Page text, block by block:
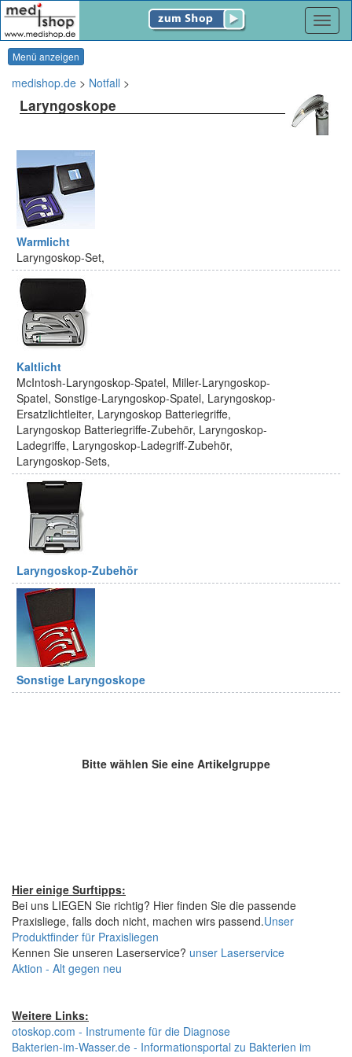
Menü anzeigen
medishop.de > Notfall >
Laryngoskope
Warmlicht
Laryngoskop-Set,
Kaltlicht
McIntosh-Laryngoskop-Spatel, Miller-Laryngoskop-
Spatel, Sonstige-Laryngoskop-Spatel, Laryngoskop-
Ersatzlichtleiter, Laryngoskop Batteriegriffe,
Laryngoskop Batteriegriffe-Zubehör, Laryngoskop-
Ladegriffe, Laryngoskop-Ladegriff-Zubehör,
Laryngoskop-Sets,
Laryngoskop-Zubehör
Sonstige Laryngoskope
Bitte wählen Sie eine Artikelgruppe
Hier einige Surftipps:
Bei uns LIEGEN Sie richtig? Hier finden Sie die passende
Praxisliege, falls doch nicht, machen wirs passend.Unser
Produktfinder für Praxisliegen
Kennen Sie unseren Laserservice? unser Laserservice
Aktion - Alt gegen neu
Weitere Links:
otoskop.com - Instrumente für die Diagnose
Bakterien-im-Wasser.de - Informationsportal zu Bakterien im